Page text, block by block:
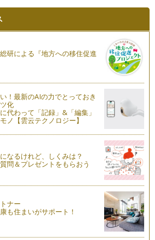
マたちに…
のアロマ心理
子力は下げたくないですよね。 いくつにな
ご）は女子…
。 いや、痛かったという方がぴったりで
ること
いるメンタルアロマテラピー協会の活動一環
ついて書いたので、今回はさらにイライラ
みます。 …
ロマ心理学レシピ
ねー、これから猛暑が続きそうで怖いです。
でなく、マ…
ピースマイル
くママとして１年間、こちらのコラムで
研による『地方への移住促進
！最新のAIの力でとっておき
化
代わって「記録」&「編集」
ノ【雲云テクノロジー】
なるけれど、しくみは？
問＆プレゼントをもらおう
ナー
も住まいがサポート！